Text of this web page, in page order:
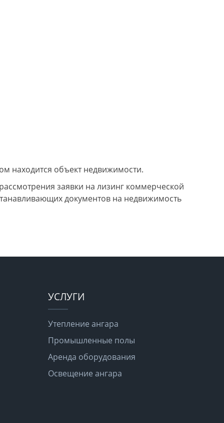
находится объект недвижимости.
заявки на лизинг коммерческой
документов на недвижимость
УСЛУГИ
Утепление ангара
Промышленные полы
Аренда оборудования
Освещение ангара